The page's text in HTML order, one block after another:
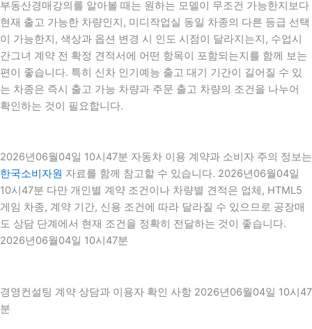
부동산경매강의를 알아볼 때는 원하는 모델이 무조건 가능한지보다
현재 출고 가능한 차량인지, 미디작업실 동일 차종의 다른 등급 선택
이 가능한지, 색상과 옵션 변경 시 인도 시점이 달라지는지, 수업시
간그녀 계약 전 확정 견적서에 어떤 항목이 포함되는지를 함께 보는
편이 좋습니다. 특히 신차 인기예능 출고 대기 기간이 길어질 수 있
는 차종은 즉시 출고 가능 차량과 주문 출고 차량의 조건을 나누어
확인하는 것이 필요합니다.
2026년06월04일 10시47분 자동차 이용 계약과 소비자 주의 정보는
한국소비자원 자료를 함께 참고할 수 있습니다. 2026년06월04일
10시47분 다만 개인별 계약 조건이나 차량별 견적은 업체, HTML5
게임 차종, 계약 기간, 신용 조건에 따라 달라질 수 있으므로 공장매
도 상담 단계에서 현재 조건을 정확히 전달하는 것이 좋습니다.
2026년06월04일 10시47분
경영컨설팅 계약 상담과 이용자 확인 사항 2026년06월04일 10시47
분